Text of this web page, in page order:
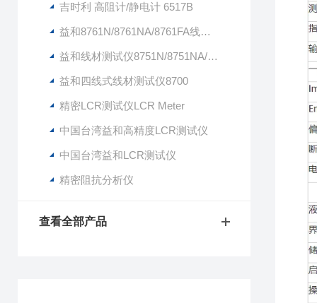
吉时利 高阻计/静电计 6517B
益和8761N/8761NA/8761FA线材测试仪
益和线材测试仪8751N/8751NA/8751FA
益和四线式线材测试仪8700
精密LCR测试仪LCR Meter
中国台湾益和高精度LCR测试仪
中国台湾益和LCR测试仪
精密阻抗分析仪
查看全部产品